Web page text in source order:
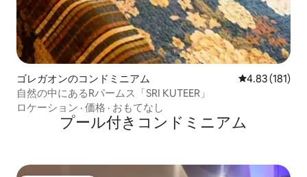
ゴレガオンのコンドミニアム レビュー181
4.83 (181)
自然の中にあるRパームス「SRI KUTEER」
ロケーション · 価格 · おもてなし
プール付きコンドミニアム